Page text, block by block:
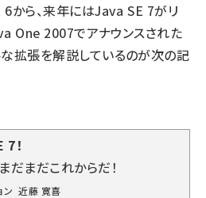
から、来年にはJava SE 7がリ
One 2007でアナウンスされた
拡張を解説しているのが次の記
！
だまだこれからだ！
ン 近藤 寛喜